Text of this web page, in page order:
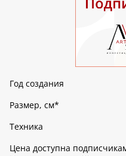
Год создания
Размер, см*
Техника
Цена доступна